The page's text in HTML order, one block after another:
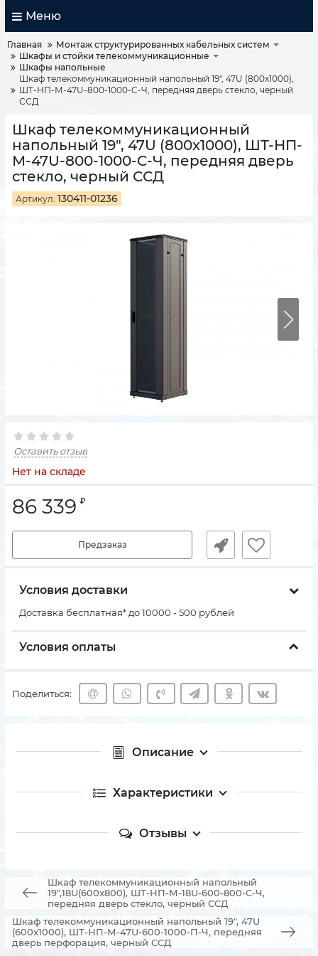
Меню
Главная
Монтаж структурированных кабельных систем
Шкафы и стойки телекоммуникационные
Шкафы напольные
Шкаф телекоммуникационный напольный 19", 47U (800x1000),
ШТ-НП-М-47U-800-1000-C-Ч, передняя дверь стекло, черный
ССД
Шкаф телекоммуникационный
напольный 19", 47U (800x1000), ШТ-НП-
М-47U-800-1000-C-Ч, передняя дверь
стекло, черный ССД
Артикул: 130411-01236
Оставить отзыв
Нет на складе
86 339 ₽
Предзаказ
Условия доставки
Доставка бесплатная* до 10000 - 500 рублей
Условия оплаты
Поделиться:
Описание
Характеристики
Отзывы
Шкаф телекоммуникационный напольный
19",18U(600x800), ШТ-НП-М-18U-600-800-С-Ч,
передняя дверь стекло, черный ССД
Шкаф телекоммуникационный напольный 19", 47U
(600x1000), ШТ-НП-М-47U-600-1000-П-Ч, передняя
дверь перфорация, черный ССД